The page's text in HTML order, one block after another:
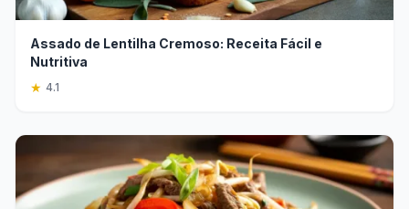
Assado de Lentilha Cremoso: Receita Fácil e
Nutritiva
★ 4.1